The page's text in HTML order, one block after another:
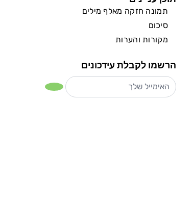
תמונה חזקה מאלף מילים
סיכום
מקורות והערות
הרשמו לקבלת עידכונים